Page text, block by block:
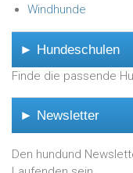
Windhunde
► Hundeschulen
Finde die passende
► Newsletter
Den hundund